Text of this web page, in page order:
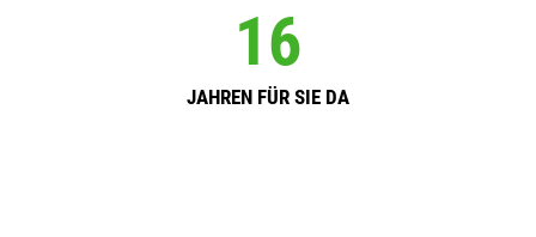
17
JAHREN FÜR SIE DA